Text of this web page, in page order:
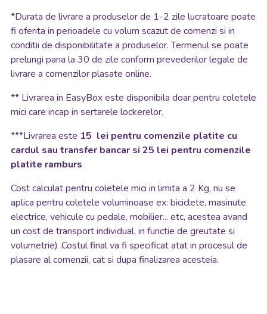
*Durata de livrare a produselor de 1-2 zile lucratoare poate
fi oferita in perioadele cu volum scazut de comenzi si in
conditii de disponibilitate a produselor. Termenul se poate
prelungi pana la 30 de zile conform prevederilor legale de
livrare a comenzilor plasate online.
** Livrarea in EasyBox este disponibila doar pentru coletele
mici care incap in sertarele lockerelor.
***Livrarea este 15 lei pentru comenzile platite cu
cardul sau transfer bancar si 25 lei pentru comenzile
platite ramburs
Cost calculat pentru coletele mici in limita a 2 Kg, nu se
aplica pentru coletele voluminoase ex: biciclete, masinute
electrice, vehicule cu pedale, mobilier... etc, acestea avand
un cost de transport individual, in functie de greutate si
volumetrie) .Costul final va fi specificat atat in procesul de
plasare al comenzii, cat si dupa finalizarea acesteia.